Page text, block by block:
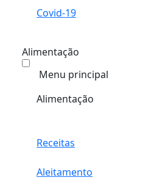
Covid-19
Alimentação
Menu principal
Alimentação
Receitas
Aleitamento